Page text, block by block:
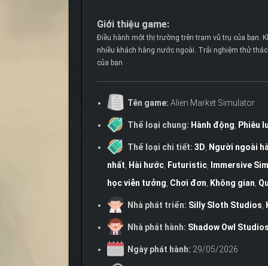
Giới thiệu game:
Điều hành một thị trường trên trạm vũ trụ của bạn.
nhiều khách hàng nước ngoài. Trải nghiệm thử
của bạn
Tên game: Alien Market Simulator
Thể loại chung: Hành động, Phiêu
Thể loại chi tiết: 3D, Người ngoài
nhất, Hài hước, Futuristic, Immersive Sim
học viễn tưởng, Chơi đơn, Không gian,
Nhà phát triển: Silly Sloth Studios,
Nhà phát hành: Shadow Owl
Ngày phát hành: 29/05/2026